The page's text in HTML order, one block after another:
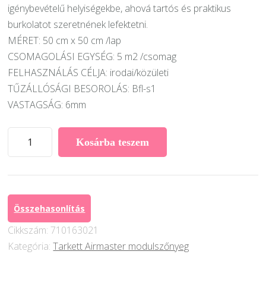
igénybevételű helyiségekbe, ahová tartós és praktikus
burkolatot szeretnének lefektetni.
MÉRET: 50 cm x 50 cm /lap
CSOMAGOLÁSI EGYSÉG: 5 m2 /csomag
FELHASZNÁLÁS CÉLJA: irodai/közületi
TŰZÁLLÓSÁGI BESOROLÁS: Bfl-s1
VASTAGSÁG: 6mm
9104
mennyiség
Kosárba teszem
Összehasonlítás
Cikkszám: 710163021
Kategória:Tarkett Airmaster modulszőnyeg